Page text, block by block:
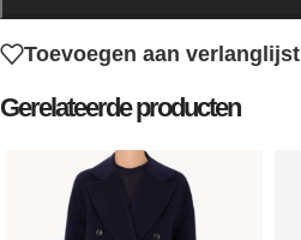
Toevoegen aan verlanglijst
Gerelateerde producten